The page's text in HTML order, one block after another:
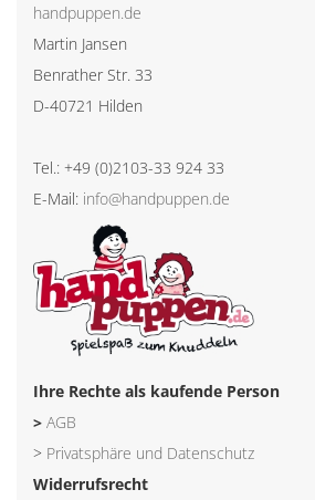
handpuppen.de
Martin Jansen
Benrather Str. 33
D-40721 Hilden
Tel.: +49 (0)2103-33 924 33
E-Mail: info@handpuppen.de
Ihre Rechte als kaufende Person
> AGB
> Privatsphäre und Datenschutz
Widerrufsrecht